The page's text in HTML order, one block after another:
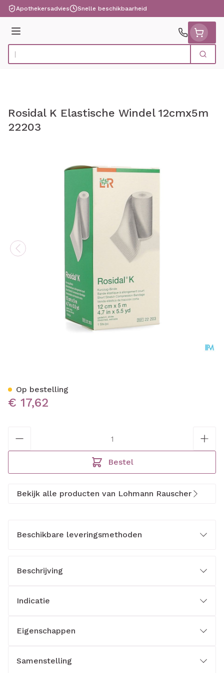
Ga naar de inhoud
Apothekersadvies Snelle beschikbaarheid
Menu
Product, merk, categorie... Zoek
Rosidal K Elastische Windel 12cmx5m
22203
€ 17,62
Bestel
Op bestelling
Bekijk alle producten van Lohmann Rauscher
Beschikbare leveringsmethoden
Beschrijving
Indicatie
Eigenschappen
Samenstelling